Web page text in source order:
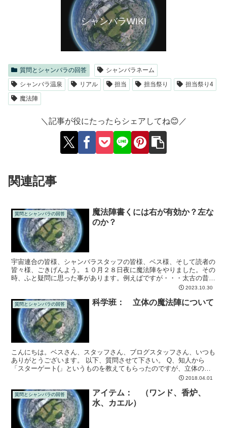
シャンバラWIKI
質問とシャンバラの回答
シャンバラネーム
シャンバラ温泉
リアル 担当 担当祭り
担当祭り4
魔法陣
＼記事が役にたったらシェアしてね😊／
関連記事
質問とシャンバラの回答
魔法陣書くには右が有効か？左な
のか？
宇宙連合の皆様、シャンバラスタッフの皆様、ベス様、そして読者の
皆々様、ごきげんよう。１０月２８日夜に魔法陣をやりました。その
時、ふと疑問に思った事があります。例えばですが・・・太古の昔、
縄文人は矢じりを左に持つとテレパシ－送信能力が上がり、...2023.10.30
質問とシャンバラの回答 科学班： 立体の魔法陣について
こんにちは。ベスさん、スタッフさん、ブログスタッフさん、いつも
ありがとうございます。 以下、質問させて下さい。 Q、知人から
「スターゲート(」というものを教えてもらったのですが、立体の六
角形や八角形、正方形などを立体的に組み合わせた装置だそ...2018.04.01
質問とシャンバラの回答
アイテム： （ワンド、香炉、
水、カエル）